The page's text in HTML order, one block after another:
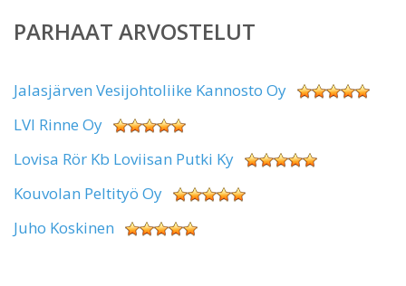
PARHAAT ARVOSTELUT
Jalasjärven Vesijohtoliike Kannosto Oy
LVI Rinne Oy
Lovisa Rör Kb Loviisan Putki Ky
Kouvolan Peltityö Oy
Juho Koskinen